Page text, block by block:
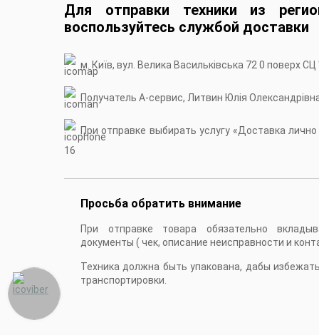
Для отправки техники из
воспользуйтесь службой доставки
м. Київ, вул. Велика Васильківська 72 0 поверх
Получатель А-сервис, Литвин Юлія
При отправке выбирать услугу «Доставка
16
Просьба обратить внимание
При отправке товара обязательно
документы ( чек, описание неисправности и
Техника должна быть упакована, дабы
транспортировки.